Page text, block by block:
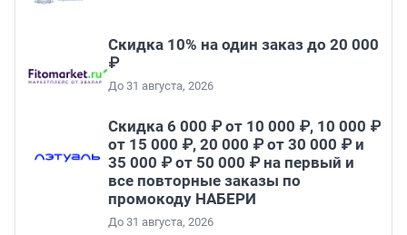
Скидка 10% на один заказ до 20 000
₽
До 31 августа, 2026
Скидка 6 000 ₽ от 10 000 ₽, 10 000 ₽
от 15 000 ₽, 20 000 ₽ от 30 000 ₽ и
35 000 ₽ от 50 000 ₽ на первый и
все повторные заказы по
промокоду НАБЕРИ
До 31 августа, 2026